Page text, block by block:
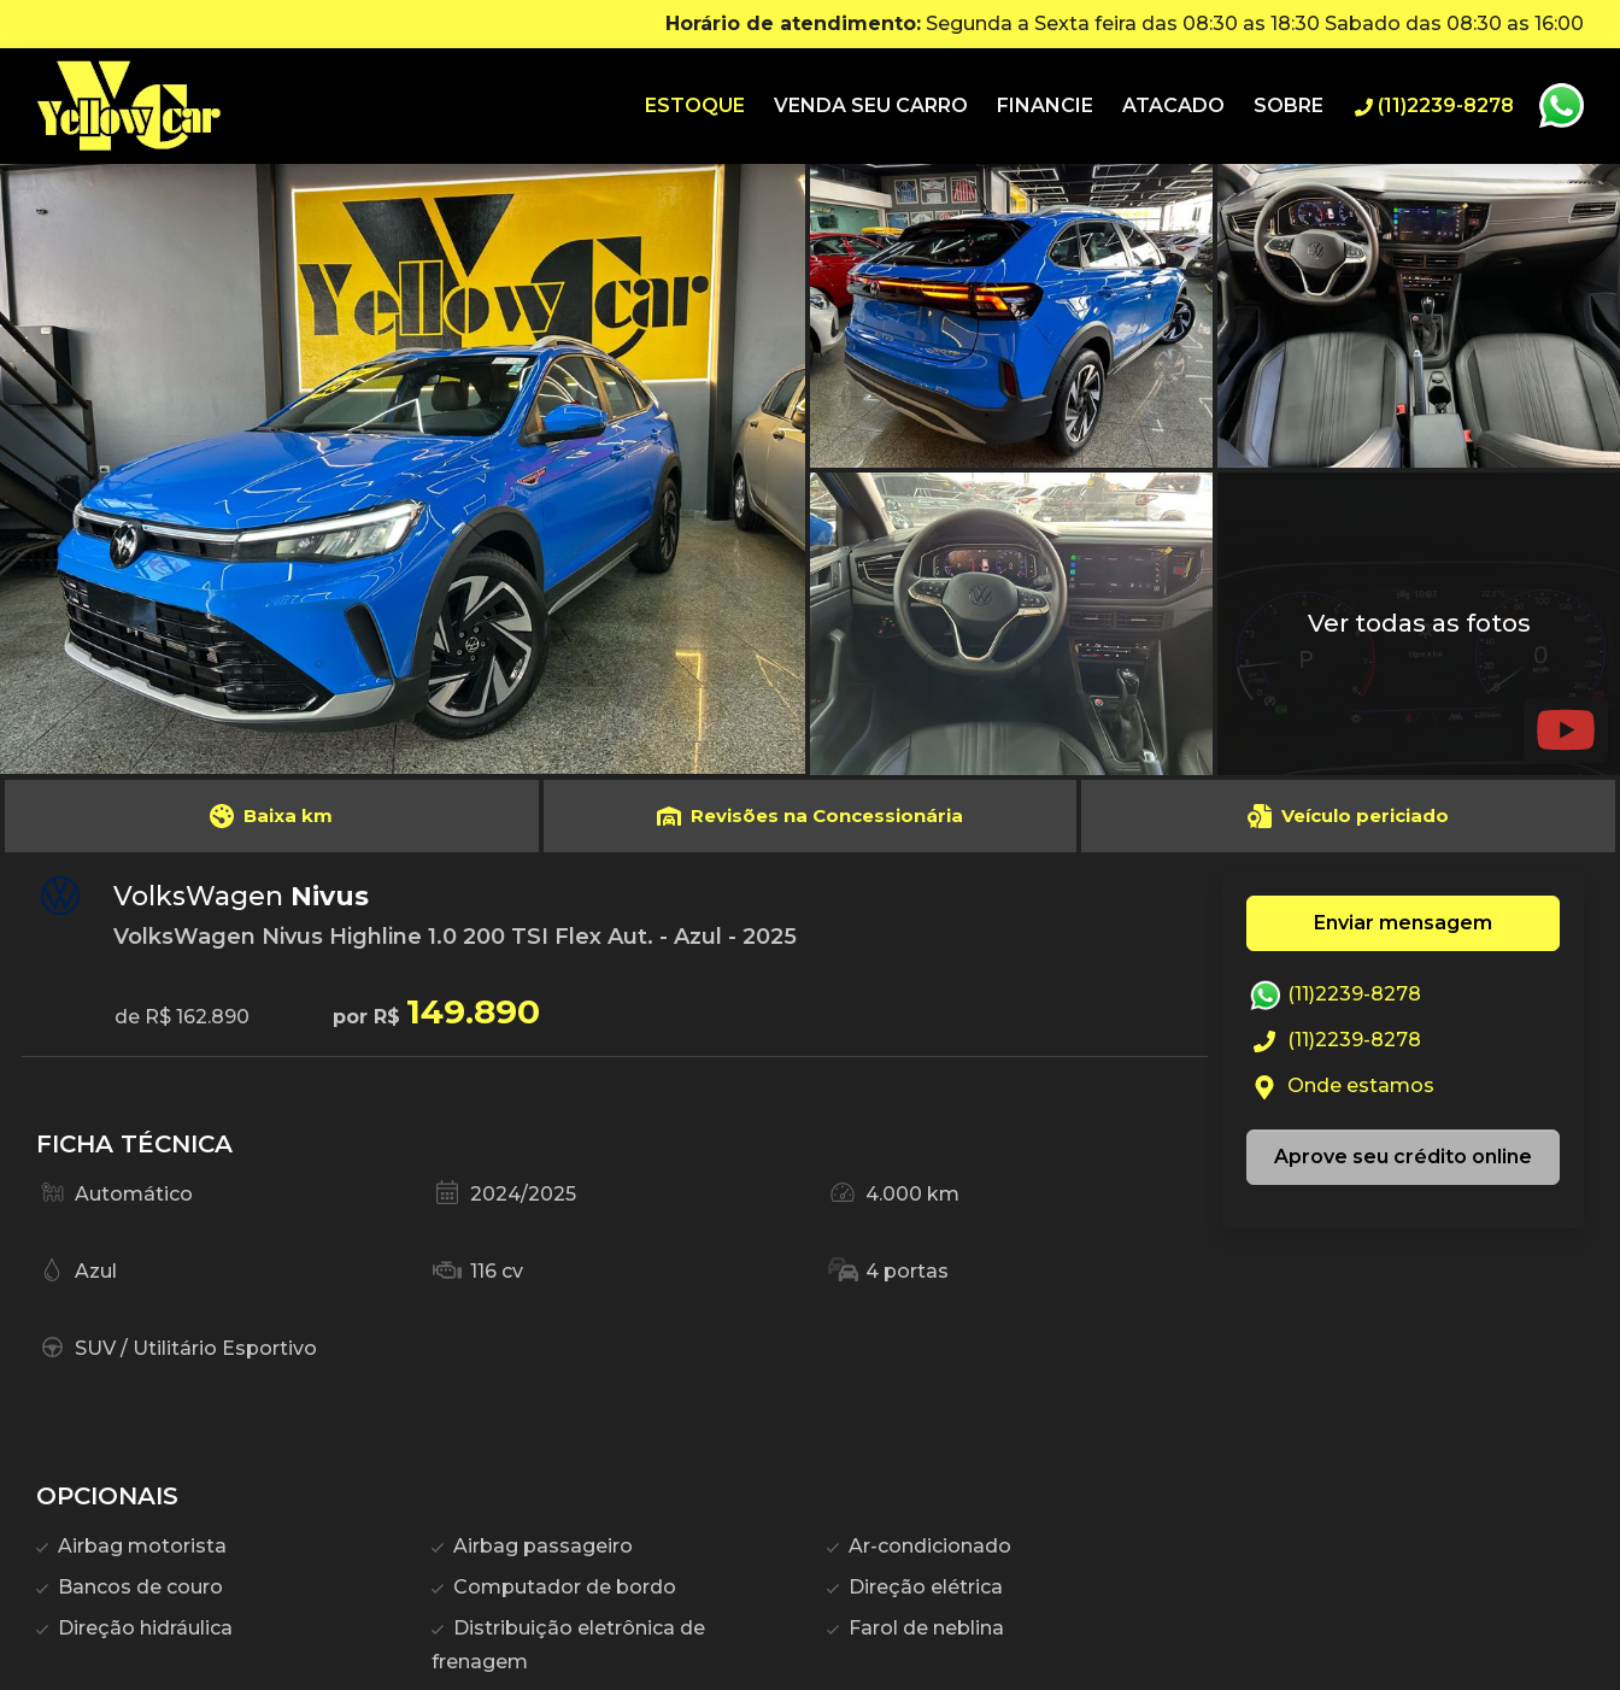
Horário de atendimento: Segunda a Sexta feira das 08:30 as 18:30 Sabado das 08:30 as 16:00
ESTOQUE VENDA SEU CARRO FINANCIE ATACADO SOBRE (11)2239-8278
Ver todas as fotos
Baixa km Revisões na Concessionária Veículo periciado
VolksWagen Nivus
VolksWagen Nivus Highline 1.0 200 TSI Flex Aut. - Azul - 2025
de R$ 162.890 por R$ 149.890
FICHA TÉCNICA
Automático 2024/2025 4.000 km
Azul 116 cv 4 portas
SUV / Utilitário Esportivo
OPCIONAIS
Airbag motorista Airbag passageiro
Ar-condicionado
Bancos de couro
Computador de bordo
Direção elétrica
Direção hidráulica
Distribuição eletrônica de
frenagem
Farol de neblina
Enviar mensagem
(11)2239-8278
(11)2239-8278
Onde estamos
Aprove seu crédito online